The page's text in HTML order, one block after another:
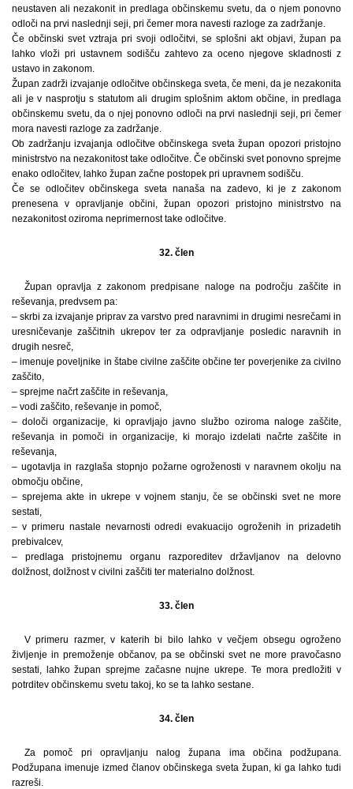
neustaven ali nezakonit in predlaga občinskemu svetu, da o njem ponovno
odloči na prvi naslednji seji, pri čemer mora navesti razloge za zadržanje.
Če občinski svet vztraja pri svoji odločitvi, se splošni akt objavi, župan pa
lahko vloži pri ustavnem sodišču zahtevo za oceno njegove skladnosti z
ustavo in zakonom.
Župan zadrži izvajanje odločitve občinskega sveta, če meni, da je nezakonita
ali je v nasprotju s statutom ali drugim splošnim aktom občine, in predlaga
občinskemu svetu, da o njej ponovno odloči na prvi naslednji seji, pri čemer
mora navesti razloge za zadržanje.
Ob zadržanju izvajanja odločitve občinskega sveta župan opozori pristojno
ministrstvo na nezakonitost take odločitve. Če občinski svet ponovno sprejme
enako odločitev, lahko župan začne postopek pri upravnem sodišču.
Če se odločitev občinskega sveta nanaša na zadevo, ki je z zakonom
prenesena v opravljanje občini, župan opozori pristojno ministrstvo na
nezakonitost oziroma neprimernost take odločitve.
32. člen
Župan opravlja z zakonom predpisane naloge na področju zaščite in
reševanja, predvsem pa:
– skrbi za izvajanje priprav za varstvo pred naravnimi in drugimi nesrečami in
uresničevanje zaščitnih ukrepov ter za odpravljanje posledic naravnih in
drugih nesreč,
– imenuje poveljnike in štabe civilne zaščite občine ter poverjenike za civilno
zaščito,
– sprejme načrt zaščite in reševanja,
– vodi zaščito, reševanje in pomoč,
– določi organizacije, ki opravljajo javno službo oziroma naloge zaščite,
reševanja in pomoči in organizacije, ki morajo izdelati načrte zaščite in
reševanja,
– ugotavlja in razglaša stopnjo požarne ogroženosti v naravnem okolju na
območju občine,
– sprejema akte in ukrepe v vojnem stanju, če se občinski svet ne more
sestati,
– v primeru nastale nevarnosti odredi evakuacijo ogroženih in prizadetih
prebivalcev,
– predlaga pristojnemu organu razporeditev državljanov na delovno
dolžnost, dolžnost v civilni zaščiti ter materialno dolžnost.
33. člen
V primeru razmer, v katerih bi bilo lahko v večjem obsegu ogroženo
življenje in premoženje občanov, pa se občinski svet ne more pravočasno
sestati, lahko župan sprejme začasne nujne ukrepe. Te mora predložiti v
potrditev občinskemu svetu takoj, ko se ta lahko sestane.
34. člen
Za pomoč pri opravljanju nalog župana ima občina podžupana.
Podžupana imenuje izmed članov občinskega sveta župan, ki ga lahko tudi
razreši.